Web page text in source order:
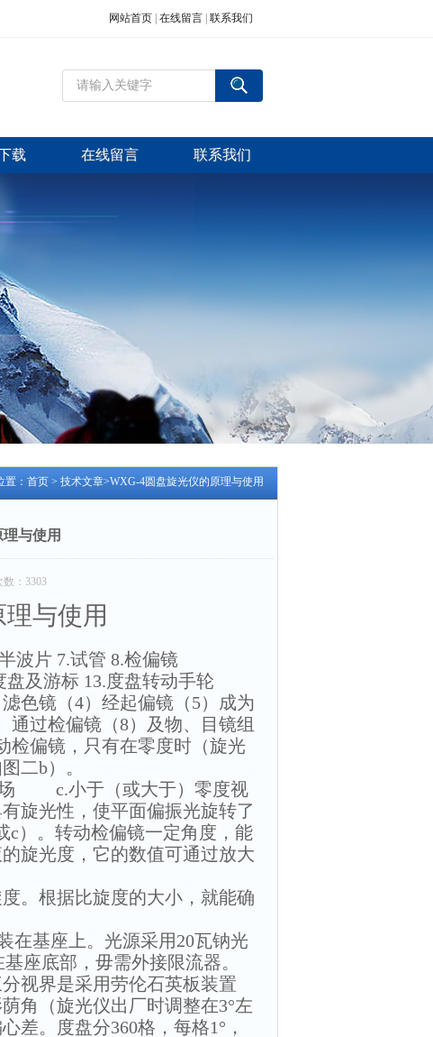
网站首页 在线留言 联系我们
载 在线留言 联系我们
置： 首页 > 技术文章>WXG-4圆盘旋光仪的原理与使用
与使用
：3303
与使用
波片 7.试管 8.检偏镜
盘及游标 13.度盘转动手轮
色镜（4）经起偏镜（5）成为
通过检偏镜（8）及物、目镜组
检偏镜，只有在零度时（旋光
二b）。
c.小于（或大于）零度视
旋光性，使平面偏振光旋转了
c）。转动检偏镜一定角度，能
旋光度，它的数值可通过放大
。根据比旋度的大小，就能确
在基座上。光源采用20瓦钠光
座底部，毋需外接限流器。
视界是采用劳伦石英板装置
角（旋光仪出厂时调整在3°左
差。度盘分360格，每格1°，